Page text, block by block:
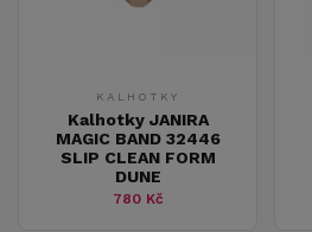
KALHOTKY
Kalhotky JANIRA
MAGIC BAND 32446
SLIP CLEAN FORM
DUNE
780 Kč